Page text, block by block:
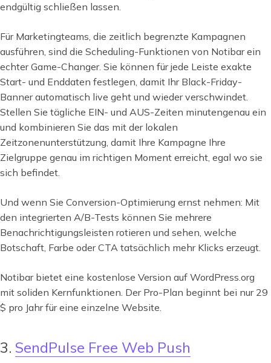
endgültig schließen lassen.
Für Marketingteams, die zeitlich begrenzte Kampagnen
ausführen, sind die Scheduling-Funktionen von Notibar ein
echter Game-Changer. Sie können für jede Leiste exakte
Start- und Enddaten festlegen, damit Ihr Black-Friday-
Banner automatisch live geht und wieder verschwindet.
Stellen Sie tägliche EIN- und AUS-Zeiten minutengenau ein
und kombinieren Sie das mit der lokalen
Zeitzonenunterstützung, damit Ihre Kampagne Ihre
Zielgruppe genau im richtigen Moment erreicht, egal wo sie
sich befindet.
Und wenn Sie Conversion-Optimierung ernst nehmen: Mit
den integrierten A/B-Tests können Sie mehrere
Benachrichtigungsleisten rotieren und sehen, welche
Botschaft, Farbe oder CTA tatsächlich mehr Klicks erzeugt.
Notibar bietet eine kostenlose Version auf WordPress.org
mit soliden Kernfunktionen. Der Pro-Plan beginnt bei nur 29
$ pro Jahr für eine einzelne Website.
3. SendPulse Free Web Push